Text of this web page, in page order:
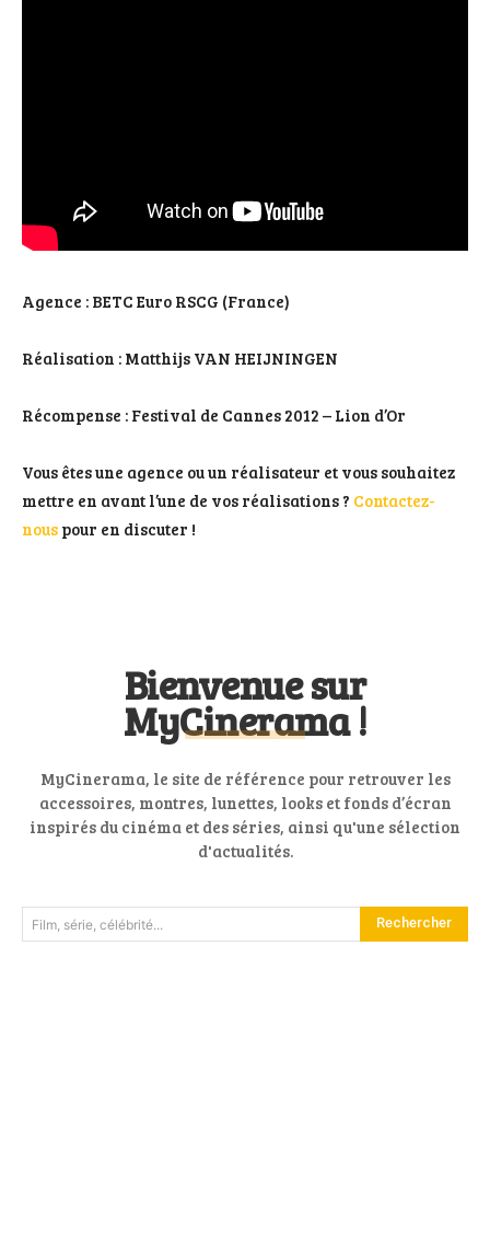
Agence : BETC Euro RSCG (France)
Réalisation : Matthijs VAN HEIJNINGEN
Récompense : Festival de Cannes 2012 – Lion d’Or
Vous êtes une agence ou un réalisateur et vous souhaitez
mettre en avant l’une de vos réalisations ? Contactez-
nous pour en discuter !
Bienvenue sur
MyCinerama !
MyCinerama, le site de référence pour retrouver les
accessoires, montres, lunettes, looks et fonds d’écran
inspirés du cinéma et des séries, ainsi qu'une sélection
d'actualités.
Film, série, célébrité... Rechercher